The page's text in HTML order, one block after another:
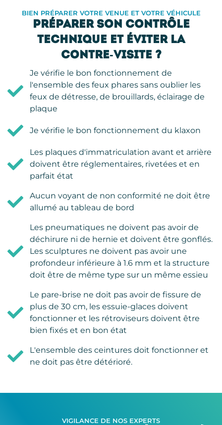
BIEN PRÉPARER VOTRE VENUE ET VOTRE VÉHICULE
PRÉPARER SON CONTRÔLE
TECHNIQUE ET ÉVITER LA
CONTRE-VISITE ?
Je vérifie le bon fonctionnement de
l'ensemble des feux phares sans oublier les
feux de détresse, de brouillards, éclairage de
plaque
Je vérifie le bon fonctionnement du klaxon
Les plaques d'immatriculation avant et arrière
doivent être réglementaires, rivetées et en
parfait état
Aucun voyant de non conformité ne doit être
allumé au tableau de bord
Les pneumatiques ne doivent pas avoir de
déchirure ni de hernie et doivent être gonflés.
Les sculptures ne doivent pas avoir une
profondeur inférieure à 1.6 mm et la structure
doit être de même type sur un même essieu
Le pare-brise ne doit pas avoir de fissure de
plus de 30 cm, les essuie-glaces doivent
fonctionner et les rétroviseurs doivent être
bien fixés et en bon état
L'ensemble des ceintures doit fonctionner et
ne doit pas être détérioré.
VIGILANCE DE NOS EXPERTS